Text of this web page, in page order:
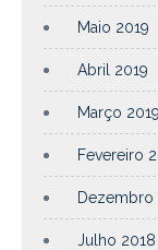
Maio 2019
Abril 2019
Março 2019
Fevereiro
Dezembro
Julho 2018